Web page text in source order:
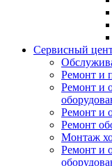
Сервисный
Ремонт и
Ремонт и
Ремонт и
Ремонт
Монтаж
Ремонт и